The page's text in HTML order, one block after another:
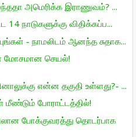
அமெரிக்க இராணுவம்? ...
நாடுகளுக்கு விதிக்கப்ப...
- நாமலிடம் ஆனந்த சுதாக...
மோசமான செயல்!
என்ன தகுதி உள்ளது?- ...
மீண்டும் போராட்டத்தில்!
போக்குவரத்து தொடர்பாக